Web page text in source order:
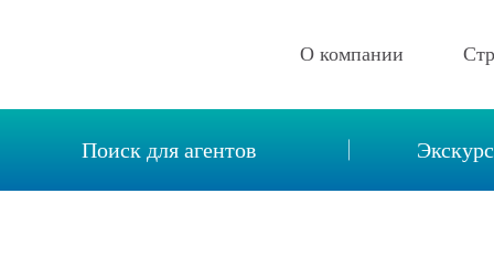
О компании
Описание компании
Новости
Поиск для агентов